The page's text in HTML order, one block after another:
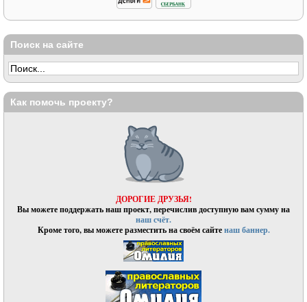
Поиск на сайте
Как помочь проекту?
ДОРОГИЕ ДРУЗЬЯ!
Вы можете поддержать наш проект, перечислив доступную вам сумму на
наш счёт.
Кроме того, вы можете разместить на своём сайтенаш баннер.